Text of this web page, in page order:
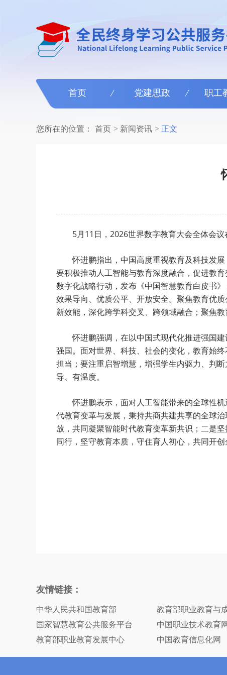
首页 党建思政 职工
您所在的位置： 首页 新闻资讯 正文
5月11日，2026世界数字教育大会全体会
怀进鹏指出，中国高度重视教育及科技发展
要积极推动人工智能与教育深度融合，促进教
数字化战略行动，发布《中国智慧教育白皮书
效果导向、优质公平、开放安全。聚焦教育优
新效能，深化跨学科交叉、跨领域融合；聚焦
怀进鹏强调，在以中国式现代化推进强国建
强国。面对世界、科技、社会的变化，教育始
担当；要注重启智增慧，增强学生内驱力、判
导、有温度。
怀进鹏表示，面对人工智能带来的全球性机
代教育变革与发展，秉持共商共建共享的全球
放，共同凝聚智能时代教育变革新共识；二是
同行，坚守教育本质，守住育人初心，共同开
友情链接：
中华人民共和国教育部 教育部职业教育与
国家智慧教育公共服务平台
中国职业技术教育
教育部职业教育发展中心
中国教育信息化网